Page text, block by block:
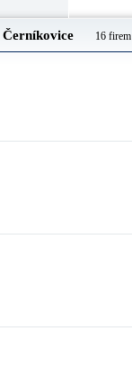
Černíkovice 16 firem